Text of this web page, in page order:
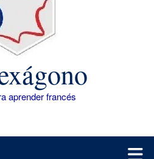
aprender francés